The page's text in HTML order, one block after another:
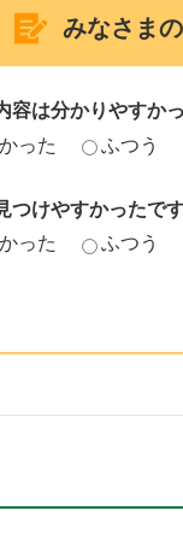
みなさま
容は分かりやすか
った
ふつう
つけやすかったで
った
ふつう